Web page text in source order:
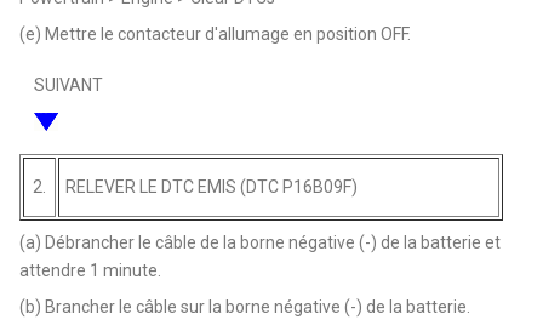
(e) Mettre le contacteur d'allumage en position OFF.
SUIVANT
2. RELEVER LE DTC EMIS (DTC P16B09F)
(a) Débrancher le câble de la borne négative (-) de la batterie et
attendre 1 minute.
(b) Brancher le câble sur la borne négative (-) de la batterie.